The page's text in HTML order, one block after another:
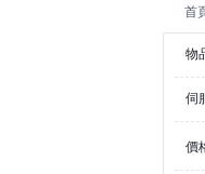
首
物
伺
價